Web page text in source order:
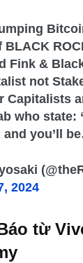
BLACK
Fink &
not
Capitalists
who state:
you’ll
2024
từ